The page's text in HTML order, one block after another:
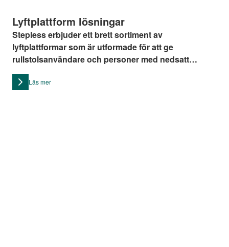
Lyftplattform lösningar
Stepless erbjuder ett brett sortiment av
lyftplattformar som är utformade för att ge
rullstolsanvändare och personer med nedsatt
rörelseförmåga ett säkert och värdigt tillträde till
platser som annars är svåra att nå.
Läs mer